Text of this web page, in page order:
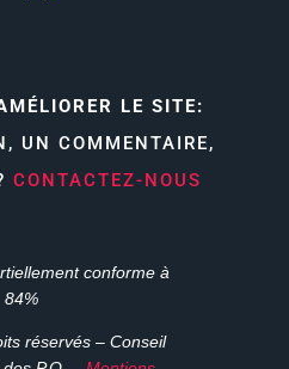
LE SITE:
UN COMMENTAIRE,
CONTACTEZ-NOUS
conforme à
84%
réservés – Conseil